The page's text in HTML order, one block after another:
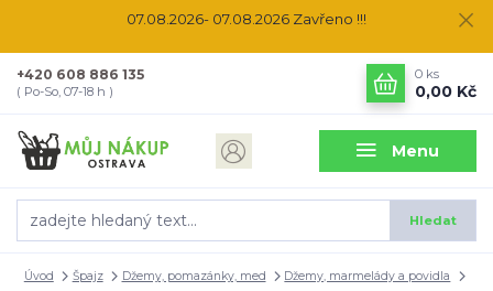
07.08.2026- 07.08.2026 Zavřeno !!!
Menu
Hledat
+420 608 886 135
( Po-So, 07-18 h )
0 ks
0,00 Kč
Úvod Špajz Džemy, pomazánky, med
Džemy, marmelády a povidla